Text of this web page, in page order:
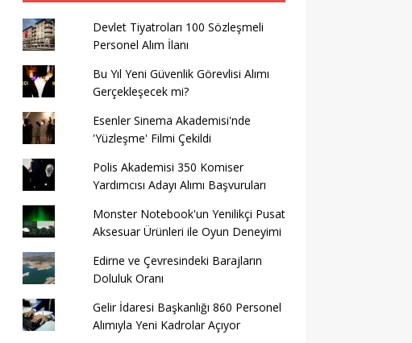
Devlet Tiyatroları 100 Sözleşmeli
Personel Alım İlanı
Bu Yıl Yeni Güvenlik Görevlisi Alımı
Gerçekleşecek mi?
Esenler Sinema Akademisi'nde
'Yüzleşme' Filmi Çekildi
Polis Akademisi 350 Komiser
Yardımcısı Adayı Alımı Başvuruları
Monster Notebook'un Yenilikçi Pusat
Aksesuar Ürünleri ile Oyun Deneyimi
Edirne ve Çevresindeki Barajların
Doluluk Oranı
Gelir İdaresi Başkanlığı 860 Personel
Alımıyla Yeni Kadrolar Açıyor